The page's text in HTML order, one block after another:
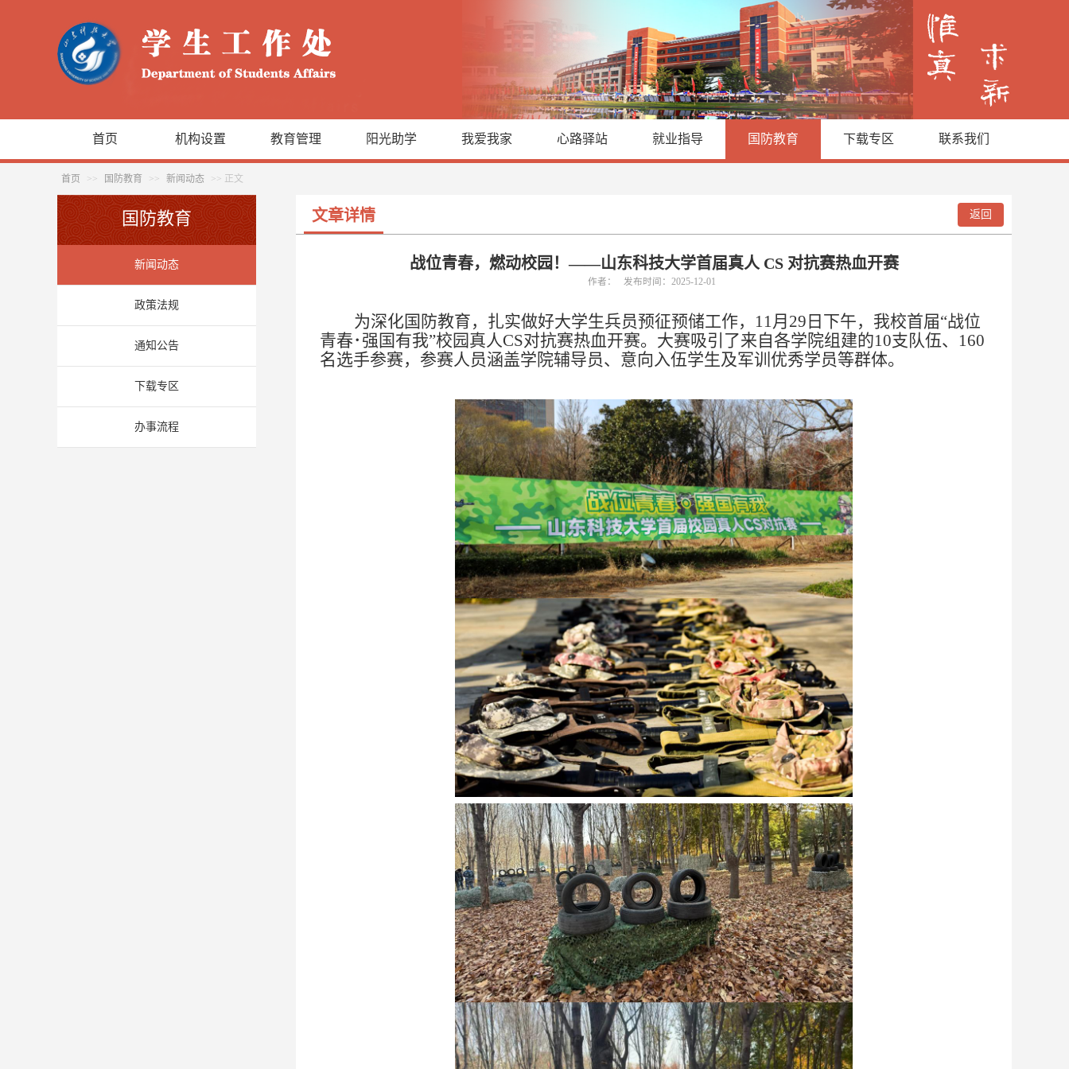
首页 机构设置 教育管理 阳光助学 我爱我家 心路驿站 就业指导 国防教育 下载专区 联系我们
首页 >> 国防教育 >> 新闻动态 >> 正文
国防教育
新闻动态
政策法规
通知公告
下载专区
办事流程
文章详情 返回
战位青春，燃动校园！——山东科技大学首届真人 CS 对抗赛热血开赛
作者： 发布时间：2025-12-01
为深化国防教育，扎实做好大学生兵员预征预储工作， 11月29日下午，我校首届“战位
青春･强国有我”校园真人CS对抗赛热血开赛。 大赛吸引了来自各学院组建的10支队伍、 160
名选手参赛，参赛人员涵盖学院辅导员、意向入伍学生及军训优秀学员等群体。